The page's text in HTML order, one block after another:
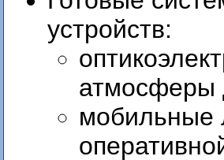
устройств:
атмосферы
мобильные